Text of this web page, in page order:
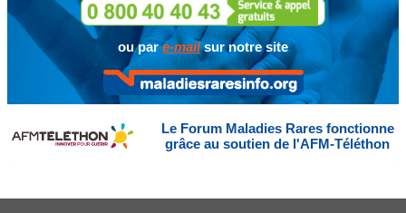
ou pare-mailsur notre site
Le Forum Maladies Rares fonctionne
grâce au soutien de l'AFM-Téléthon